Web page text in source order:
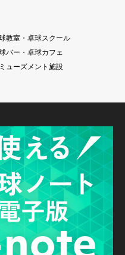
教室・卓球スクール
バー・卓球カフェ
ューズメント施設